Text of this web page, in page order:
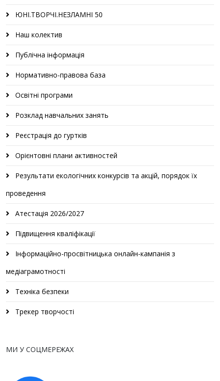
ЮНІ.ТВОРЧІ.НЕЗЛАМНІ 50
Наш колектив
Публічна інформація
Нормативно-правова база
Освітні програми
Розклад навчальних занять
Реєстрація до гуртків
Орієнтовні плани активностей
Результати екологічних конкурсів та акцій, порядок їх
проведення
Атестація 2026/2027
Підвищення кваліфікації
Інформаційно-просвітницька онлайн-кампанія з
медіаграмотності
Техніка безпеки
Трекер творчості
МИ У СОЦМЕРЕЖАХ